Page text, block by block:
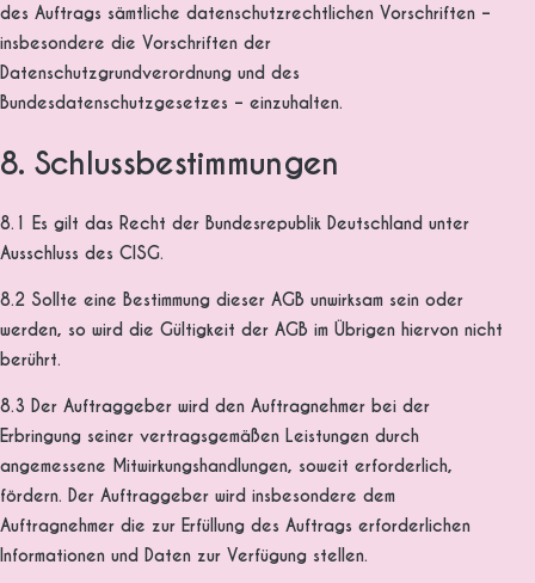
des Auftrags sämtliche datenschutzrechtlichen Vorschriften –
insbesondere die Vorschriften der
Datenschutzgrundverordnung und des
Bundesdatenschutzgesetzes – einzuhalten.
8. Schlussbestimmungen
8.1 Es gilt das Recht der Bundesrepublik Deutschland unter
Ausschluss des CISG.
8.2 Sollte eine Bestimmung dieser AGB unwirksam sein oder
werden, so wird die Gültigkeit der AGB im Übrigen hiervon nicht
berührt.
8.3 Der Auftraggeber wird den Auftragnehmer bei der
Erbringung seiner vertragsgemäßen Leistungen durch
angemessene Mitwirkungshandlungen, soweit erforderlich,
fördern. Der Auftraggeber wird insbesondere dem
Auftragnehmer die zur Erfüllung des Auftrags erforderlichen
Informationen und Daten zur Verfügung stellen.